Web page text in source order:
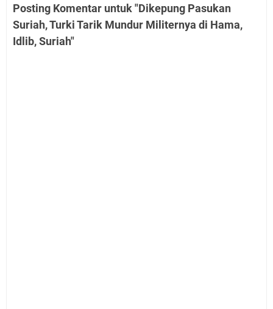
Posting Komentar untuk "Dikepung Pasukan
Suriah, Turki Tarik Mundur Militernya di Hama,
Idlib, Suriah"